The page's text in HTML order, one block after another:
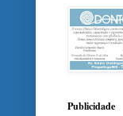
Publicidade